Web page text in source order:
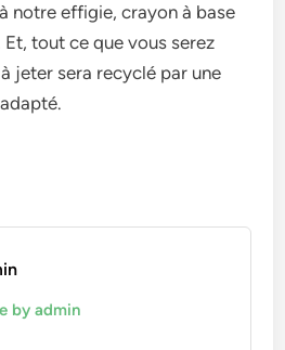
notre effigie, crayon à base
tout ce que vous serez
jeter sera recyclé par une
by admin